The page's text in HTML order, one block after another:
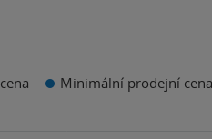
Minimální prodejní